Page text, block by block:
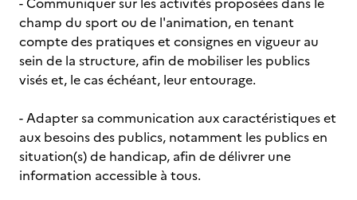
champ du sport ou de l'animation, en tenant
compte des pratiques et consignes en vigueur au
sein de la structure, afin de mobiliser les publics
visés et, le cas échéant, leur entourage.
- Adapter sa communication aux caractéristiques et
aux besoins des publics, notamment les publics en
situation(s) de handicap, afin de délivrer une
information accessible à tous.